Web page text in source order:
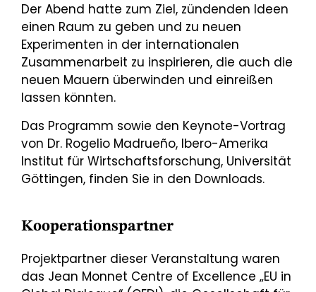
Der Abend hatte zum Ziel, zündenden Ideen
einen Raum zu geben und zu neuen
Experimenten in der internationalen
Zusammenarbeit zu inspirieren, die auch die
neuen Mauern überwinden und einreißen
lassen könnten.
Das Programm sowie den Keynote-Vortrag
von Dr. Rogelio Madrueño, Ibero-Amerika
Institut für Wirtschaftsforschung, Universität
Göttingen, finden Sie in den Downloads.
Kooperationspartner
Projektpartner dieser Veranstaltung waren
das Jean Monnet Centre of Excellence „EU in